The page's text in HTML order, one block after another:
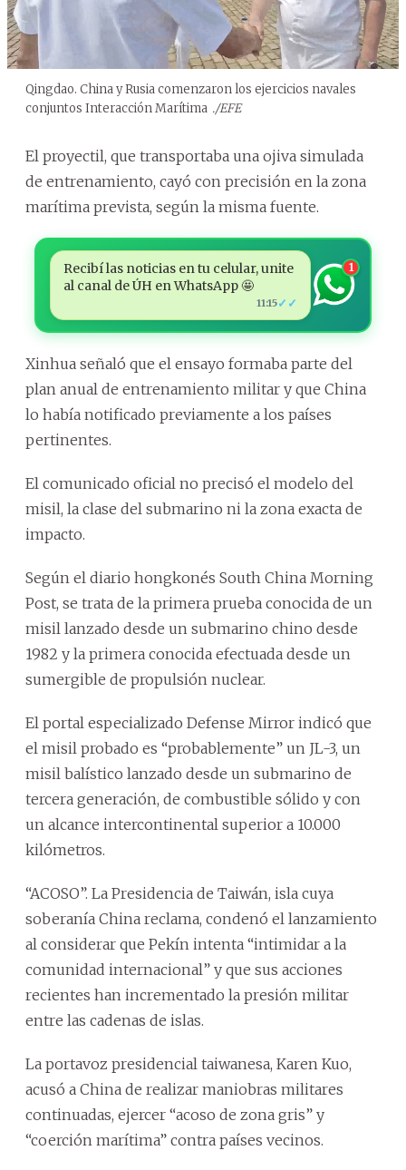
Qingdao. China y Rusia comenzaron los ejercicios navales
conjuntos Interacción Marítima ./EFE
El proyectil, que transportaba una ojiva simulada
de entrenamiento, cayó con precisión en la zona
marítima prevista, según la misma fuente.
Recibí las noticias en tu celular, unite
al canal de ÚH en WhatsApp 🤩
11:15✓✓
1
Xinhua señaló que el ensayo formaba parte del
plan anual de entrenamiento militar y que China
lo había notificado previamente a los países
pertinentes.
El comunicado oficial no precisó el modelo del
misil, la clase del submarino ni la zona exacta de
impacto.
Según el diario hongkonés South China Morning
Post, se trata de la primera prueba conocida de un
misil lanzado desde un submarino chino desde
1982 y la primera conocida efectuada desde un
sumergible de propulsión nuclear.
El portal especializado Defense Mirror indicó que
el misil probado es “probablemente” un JL-3, un
misil balístico lanzado desde un submarino de
tercera generación, de combustible sólido y con
un alcance intercontinental superior a 10.000
kilómetros.
“ACOSO”. La Presidencia de Taiwán, isla cuya
soberanía China reclama, condenó el lanzamiento
al considerar que Pekín intenta “intimidar a la
comunidad internacional” y que sus acciones
recientes han incrementado la presión militar
entre las cadenas de islas.
La portavoz presidencial taiwanesa, Karen Kuo,
acusó a China de realizar maniobras militares
continuadas, ejercer “acoso de zona gris” y
“coerción marítima” contra países vecinos.